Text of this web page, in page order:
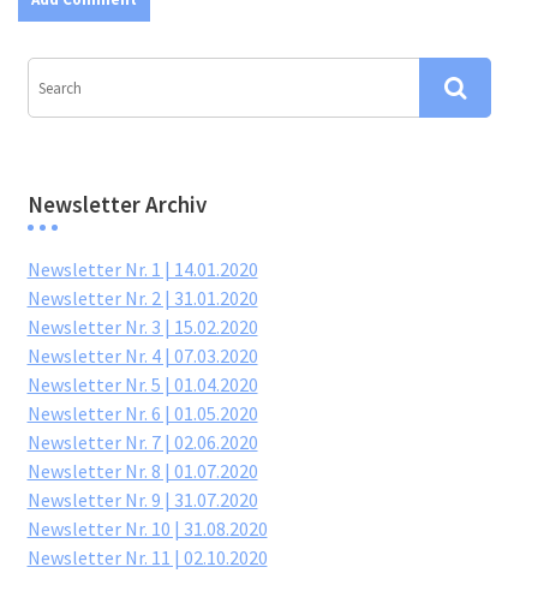
Newsletter Archiv
Newsletter Nr. 1 | 14.01.2020
Newsletter Nr. 2 | 31.01.2020
Newsletter Nr. 3 | 15.02.2020
Newsletter Nr. 4 | 07.03.2020
Newsletter Nr. 5 | 01.04.2020
Newsletter Nr. 6 | 01.05.2020
Newsletter Nr. 7 | 02.06.2020
Newsletter Nr. 8 | 01.07.2020
Newsletter Nr. 9 | 31.07.2020
Newsletter Nr. 10 | 31.08.2020
Newsletter Nr. 11 | 02.10.2020